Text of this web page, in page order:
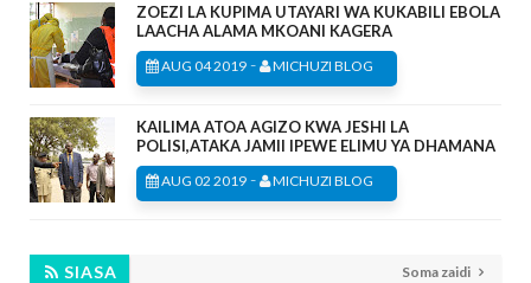
ZOEZI LA KUPIMA UTAYARI WA KUKABILI EBOLA
LAACHA ALAMA MKOANI KAGERA
AUG 04 2019 - MICHUZI BLOG
KAILIMA ATOA AGIZO KWA JESHI LA
POLISI,ATAKA JAMII IPEWE ELIMU YA DHAMANA
AUG 02 2019 - MICHUZI BLOG
SIASA Soma zaidi